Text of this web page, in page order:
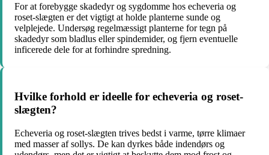
For at forebygge skadedyr og sygdomme hos echeveria og
roset-slægten er det vigtigt at holde planterne sunde og
velplejede. Undersøg regelmæssigt planterne for tegn på
skadedyr som bladlus eller spindemider, og fjern eventuelle
inficerede dele for at forhindre spredning.
Hvilke forhold er ideelle for echeveria og roset-
slægten?
Echeveria og roset-slægten trives bedst i varme, tørre klimaer
med masser af sollys. De kan dyrkes både indendørs og